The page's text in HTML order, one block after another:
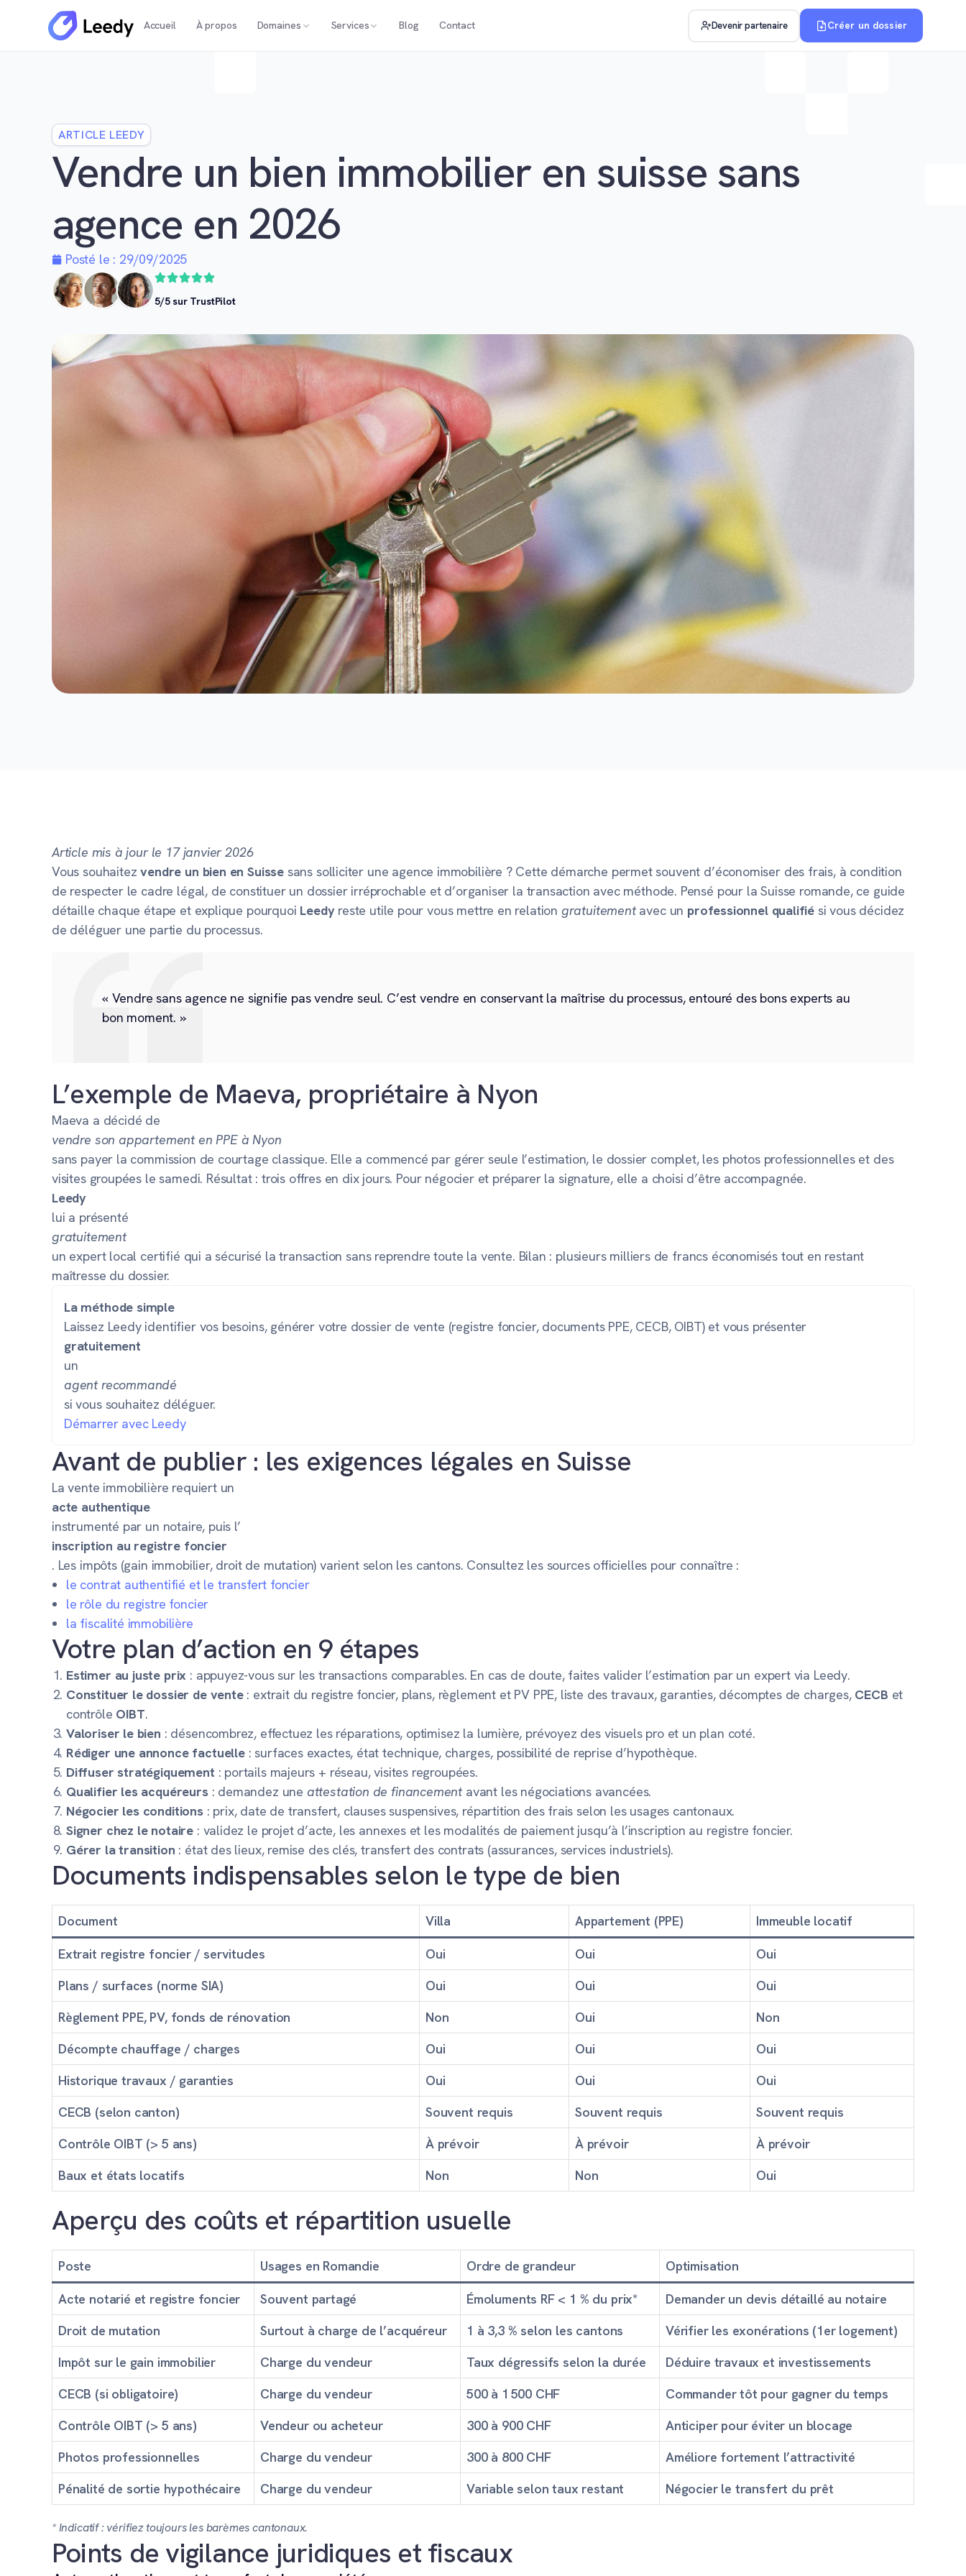
Accueil À propos Domaines Services Blog Contact Devenir partenaire Créer un dossier
ARTICLE LEEDY
Vendre un bien immobilier en suisse sans
agence en 2026
Posté le : 29/09/2025
5/5 sur TrustPilot
Article mis à jour le 17 janvier 2026
Vous souhaitezvendre un bien en Suisse sans solliciter une agence immobilière ? Cette démarche permet souvent d’économiser des frais, à condition
de respecter le cadre légal, de constituer un dossier irréprochable et d’organiser la transaction avec méthode. Pensé pour la Suisse romande, ce guide
détaille chaque étape et explique pourquoi Leedyreste utile pour vous mettre en relation gratuitementavec un professionnel qualifié si vous décidez
de déléguer une partie du processus.
« Vendre sans agence ne signifie pas vendre seul. C’est vendre en conservant la maîtrise du processus, entouré des bons experts au
bon moment. »
L’exemple de Maeva, propriétaire à Nyon
Maeva a décidé de
vendre son appartement en PPE à Nyon
sans payer la commission de courtage classique. Elle a commencé par gérer seule l’estimation, le dossier complet, les photos professionnelles et des
visites groupées le samedi. Résultat : trois offres en dix jours. Pour négocier et préparer la signature, elle a choisi d’être accompagnée.
Leedy
lui a présenté
gratuitement
un expert local certifié qui a sécurisé la transaction sans reprendre toute la vente. Bilan : plusieurs milliers de francs économisés tout en restant
maîtresse du dossier.
La méthode simple
Laissez Leedy identifier vos besoins, générer votre dossier de vente (registre foncier, documents PPE, CECB, OIBT) et vous présenter
gratuitement
un
agent recommandé
si vous souhaitez déléguer.
Démarrer avec Leedy
Avant de publier : les exigences légales en Suisse
La vente immobilière requiert un
acte authentique
instrumenté par un notaire, puis l’
inscription au registre foncier
. Les impôts (gain immobilier, droit de mutation) varient selon les cantons. Consultez les sources officielles pour connaître :
le contrat authentifié et le transfert foncier
le rôle du registre foncier
la fiscalité immobilière
Votre plan d’action en 9 étapes
Estimer au juste prix : appuyez-vous sur les transactions comparables. En cas de doute, faites valider l’estimation par un expert via Leedy.
Constituer le dossier de vente: extrait du registre foncier, plans, règlement et PV PPE, liste des travaux, garanties, décomptes de charges, CECB et
contrôle OIBT.
Valoriser le bien : désencombrez, effectuez les réparations, optimisez la lumière, prévoyez des visuels pro et un plan coté.
Rédiger une annonce factuelle: surfaces exactes, état technique, charges, possibilité de reprise d’hypothèque.
Diffuser stratégiquement : portails majeurs + réseau, visites regroupées.
Qualifier les acquéreurs: demandez une attestation de financementavant les négociations avancées.
Négocier les conditions: prix, date de transfert, clauses suspensives, répartition des frais selon les usages cantonaux.
Signer chez le notaire : validez le projet d’acte, les annexes et les modalités de paiement jusqu’à l’inscription au registre foncier.
Gérer la transition : état des lieux, remise des clés, transfert des contrats (assurances, services industriels).
Documents indispensables selon le type de bien
Document Villa Appartement (PPE)
Immeuble locatif
Extrait registre foncier / servitudes
Oui Oui
Oui
Plans / surfaces (norme SIA)
Oui Oui
Oui
Règlement PPE, PV, fonds de rénovation
Non Oui
Non
Décompte chauffage / charges
Oui Oui
Oui
Historique travaux / garanties
Oui Oui
Oui
CECB (selon canton)
Souvent requis Souvent requis
Souvent requis
Contrôle OIBT (> 5 ans)
À prévoir À prévoir
À prévoir
Baux et états locatifs
Non Non Oui
Aperçu des coûts et répartition usuelle
Poste Usages en Romandie Ordre de grandeur
Optimisation
Acte notarié et registre foncier
Souvent partagé Émoluments RF < 1 % du prix*
Demander un devis détaillé au notaire
Droit de mutation
Surtout à charge de l’acquéreur 1 à 3,3 % selon les cantons
Vérifier les exonérations (1er logement)
Impôt sur le gain immobilier
Charge du vendeur Taux dégressifs selon la durée
Déduire travaux et investissements
CECB (si obligatoire)
Charge du vendeur 500 à 1 500 CHF
Commander tôt pour gagner du temps
Contrôle OIBT (> 5 ans)
Vendeur ou acheteur 300 à 900 CHF
Anticiper pour éviter un blocage
Photos professionnelles
Charge du vendeur 300 à 800 CHF
Améliore fortement l’attractivité
Pénalité de sortie hypothécaire
Charge du vendeur Variable selon taux restant Négocier le transfert du prêt
* Indicatif : vérifiez toujours les barèmes cantonaux.
Points de vigilance juridiques et fiscaux